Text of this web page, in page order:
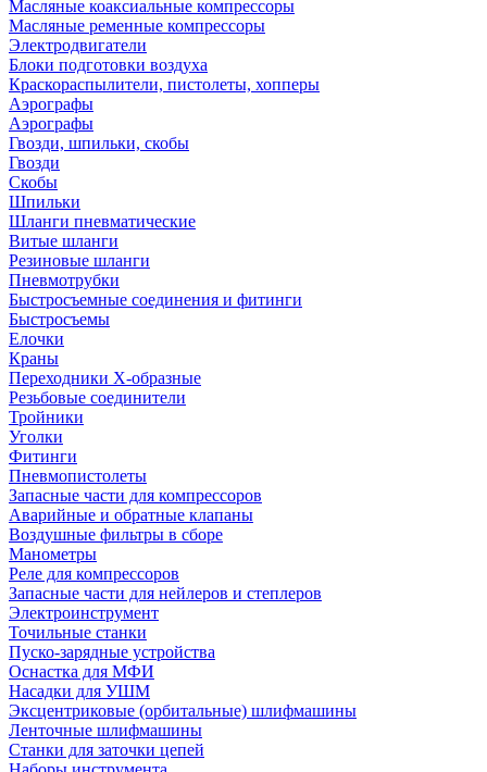
Масляные коаксиальные компрессоры
Масляные ременные компрессоры
Электродвигатели
Блоки подготовки воздуха
Краскораспылители, пистолеты, хопперы
Аэрографы
Аэрографы
Гвозди, шпильки, скобы
Гвозди
Скобы
Шпильки
Шланги пневматические
Витые шланги
Резиновые шланги
Пневмотрубки
Быстросъемные соединения и фитинги
Быстросъемы
Елочки
Краны
Переходники Х-образные
Резьбовые соединители
Тройники
Уголки
Фитинги
Пневмопистолеты
Запасные части для компрессоров
Аварийные и обратные клапаны
Воздушные фильтры в сборе
Манометры
Реле для компрессоров
Запасные части для нейлеров и степлеров
Электроинструмент
Точильные станки
Пуско-зарядные устройства
Оснастка для МФИ
Насадки для УШМ
Эксцентриковые (орбитальные) шлифмашины
Ленточные шлифмашины
Станки для заточки цепей